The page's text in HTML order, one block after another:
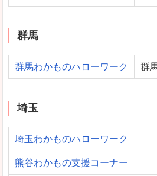
群馬
群馬わかものハローワーク 群
埼玉
埼玉わかものハローワーク
熊谷わかもの支援コーナー